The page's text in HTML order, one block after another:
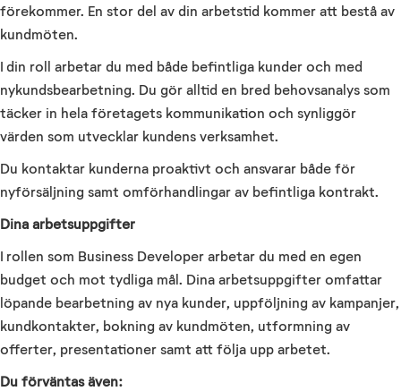
förekommer. En stor del av din arbetstid kommer att bestå av
kundmöten.
I din roll arbetar du med både befintliga kunder och med
nykundsbearbetning. Du gör alltid en bred behovsanalys som
täcker in hela företagets kommunikation och synliggör
värden som utvecklar kundens verksamhet.
Du kontaktar kunderna proaktivt och ansvarar både för
nyförsäljning samt omförhandlingar av befintliga kontrakt.
Dina arbetsuppgifter
I rollen som Business Developer arbetar du med en egen
budget och mot tydliga mål. Dina arbetsuppgifter omfattar
löpande bearbetning av nya kunder, uppföljning av kampanjer,
kundkontakter, bokning av kundmöten, utformning av
offerter, presentationer samt att följa upp arbetet.
Du förväntas även: